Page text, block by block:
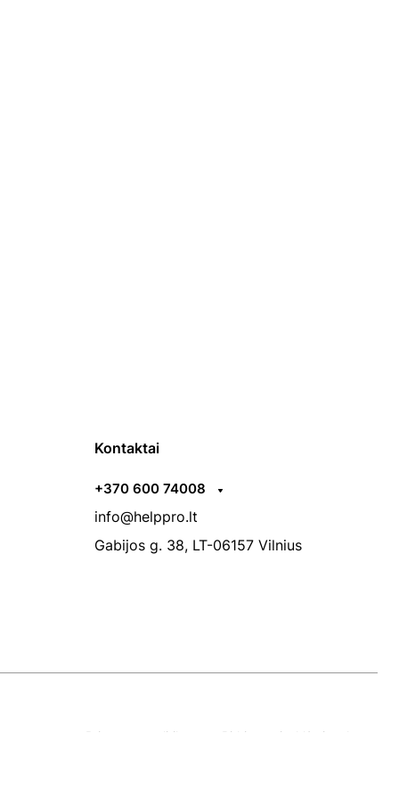
Kontaktai
+370 600 74008
info@helppro.lt
Gabijos g. 38, LT-06157 Vilnius
Privatumo politika Pirkimo taisyklės ir sąlygos